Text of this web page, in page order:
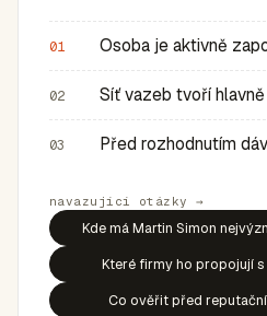
01
02
03
navazující otázky →
Kde má Martin Simon
Které firmy ho propojují
Co ověřit před